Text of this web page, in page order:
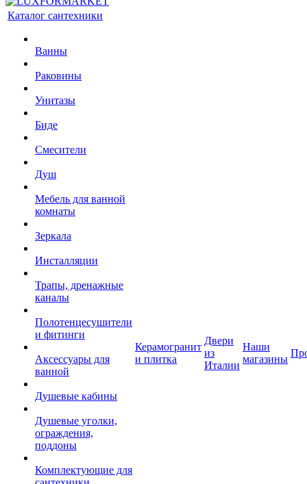
Каталог сантехники
Ванны
Раковины
Унитазы
Биде
Смесители
Душ
Мебель для ванной
комнаты
Зеркала
Инсталляции
Трапы, дренажные
каналы
Полотенцесушители
и фитинги
Аксессуары для
ванной
Душевые кабины
Душевые уголки,
ограждения,
поддоны
Комплектующие для
Керамогранит
и плитка
Двери
из
Италии
Наши
магазины